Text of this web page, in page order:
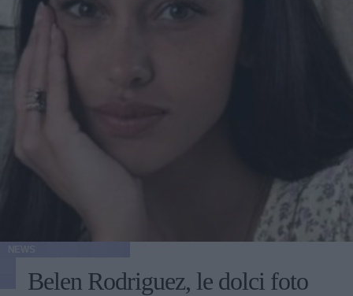
Belen Rodriguez, le dolci foto